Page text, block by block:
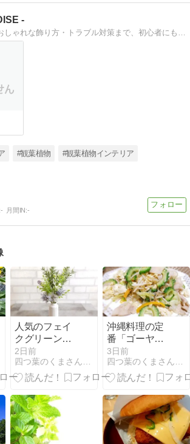
-
観葉植物の育て方・おしゃれな飾り方・トラブル対策まで、初心者にもわかりやすく解説しています。枯らさないコツやおすすめ品種など、日々のグリーンライフがもっと楽しくなる情報を発信中！
#観葉植物 #観葉植物インテリア
- 月間IN:-
人気のフェイ
クグリーン飾
り方4選 今月
の作品たち
2日前
四つ葉のくまさんの癒しのお花、時々お料理日記
沖縄料理の定
番「ゴーヤチ
ャンプルー」
美味しい苦味
3日前
四つ葉のくまさんの癒しのお花、時々お料理日記